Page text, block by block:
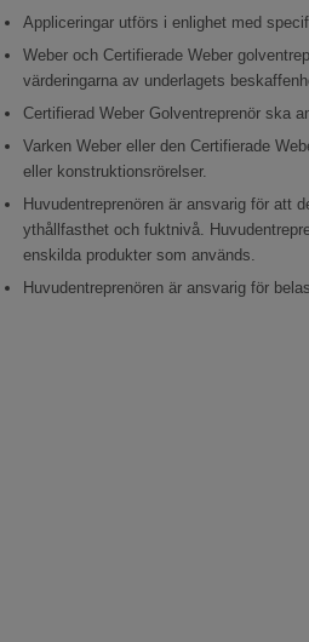
Appliceringar utförs i enlighet med
Weber och Certifierade Weber
värderingarna av underlagets
Certifierad Weber Golventreprenör ska
Varken Weber eller den Certifierade
eller konstruktionsrörelser.
Huvudentreprenören är ansvarig för att
ythållfasthet och fuktnivå.
enskilda produkter som används.
Huvudentreprenören är ansvarig för